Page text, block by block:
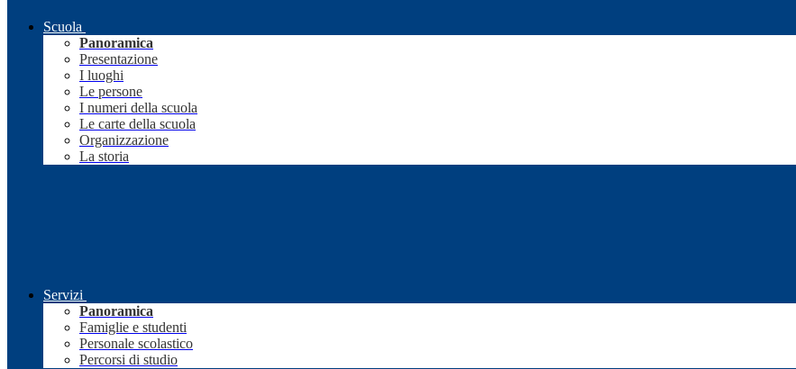
Scuola
Panoramica
Presentazione
I luoghi
Le persone
I numeri della scuola
Le carte della scuola
Organizzazione
La storia
Servizi
Panoramica
Famiglie e studenti
Personale scolastico
Percorsi di studio